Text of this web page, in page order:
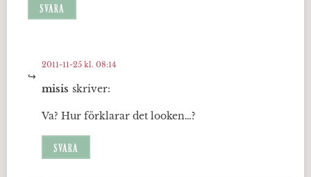
SVARA
misis skriver:
2011-11-25 kl. 08:14
Va? Hur förklarar det looken…?
SVARA